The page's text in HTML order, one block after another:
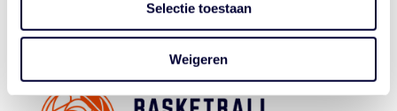
Selectie toestaan
Weigeren